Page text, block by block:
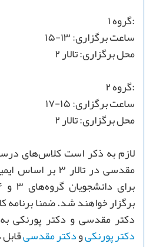
:گروه ۱
ساعت برگزاری: ۱۳-۱۵
محل برگزاری: تالار ۲
:گروه ۲
ساعت برگزاری: ١۵-۱۷
محل برگزاری: تالار ۲
لازم به ذکر است کلاس‌های
مقدسی در تالار ۳
برگزار خواهند شد. ضمنا
دکتر مقدسی و دکتر پورنکی
دکتر پورنکیودکتر مقدسی